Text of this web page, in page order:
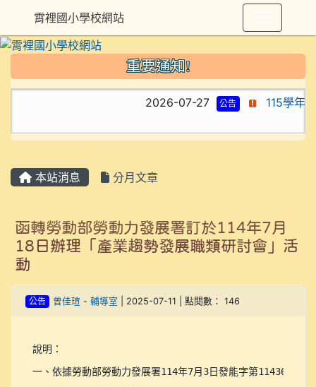
重要通知!
2026-07-27 公告 115學年
本站消息 分月文章
函轉勞動部勞動力發展署訂於114年7月
18日辦理「產業趨勢發展職類研討會」活
動
公告 曾佳瑄 - 輔導室 | 2025-07-11 | 點閱數： 146
說明：
一、依據勞動部勞動力發展署114年7月3日發能字第
霄裡國小學校網站